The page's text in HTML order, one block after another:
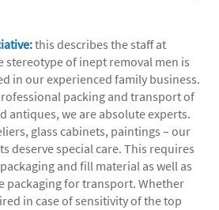
this describes the staff at
stereotype of inept removal men is
in our experienced family business.
packing and transport of
antiques, we are absolute experts.
glass cabinets, paintings – our
deserve special care. This requires
and fill material as well as
packaging for transport. Whether
in case of sensitivity of the top